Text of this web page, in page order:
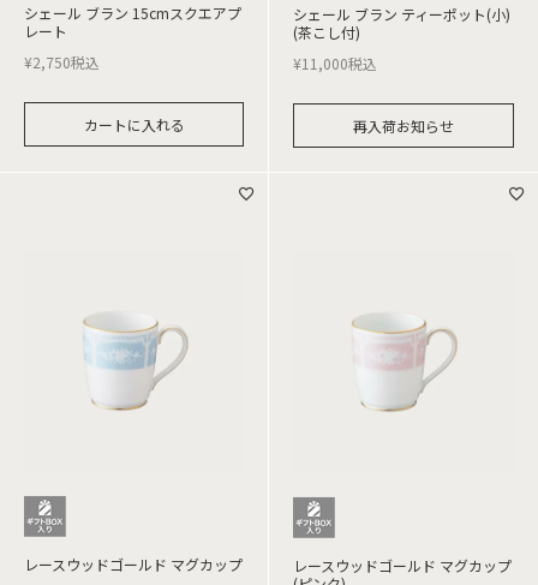
シェール ブラン 15cmスクエアプ
レート
¥2,750税込
カートに入れる
シェール ブラン ティーポット(小)
(茶こし付)
¥11,000税込
再入荷お知らせ
レースウッドゴールド マグカップ
レースウッドゴールド マグカップ